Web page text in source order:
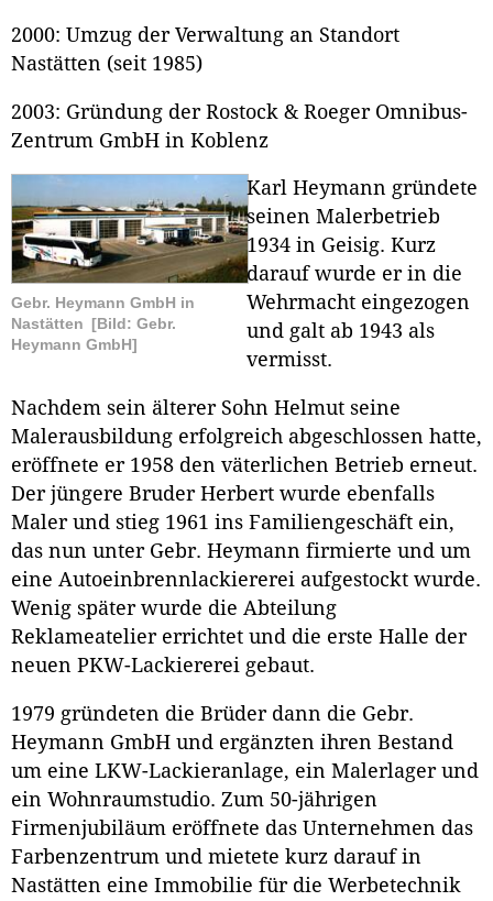
2000: Umzug der Verwaltung an Standort
Nastätten (seit 1985)
2003: Gründung der Rostock & Roeger Omnibus-
Zentrum GmbH in Koblenz
Gebr. Heymann GmbH in
Nastätten [Bild: Gebr.
Heymann GmbH]
Karl Heymann gründete
seinen Malerbetrieb
1934 in Geisig. Kurz
darauf wurde er in die
Wehrmacht eingezogen
und galt ab 1943 als
vermisst.
Nachdem sein älterer Sohn Helmut seine
Malerausbildung erfolgreich abgeschlossen hatte,
eröffnete er 1958 den väterlichen Betrieb erneut.
Der jüngere Bruder Herbert wurde ebenfalls
Maler und stieg 1961 ins Familiengeschäft ein,
das nun unter Gebr. Heymann firmierte und um
eine Autoeinbrennlackiererei aufgestockt wurde.
Wenig später wurde die Abteilung
Reklameatelier errichtet und die erste Halle der
neuen PKW-Lackiererei gebaut.
1979 gründeten die Brüder dann die Gebr.
Heymann GmbH und ergänzten ihren Bestand
um eine LKW-Lackieranlage, ein Malerlager und
ein Wohnraumstudio. Zum 50-jährigen
Firmenjubiläum eröffnete das Unternehmen das
Farbenzentrum und mietete kurz darauf in
Nastätten eine Immobilie für die Werbetechnik